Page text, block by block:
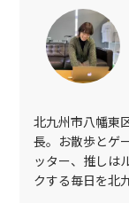
北九州市八幡東
長。お散歩とゲ
ッター、推しは
クする毎日を北